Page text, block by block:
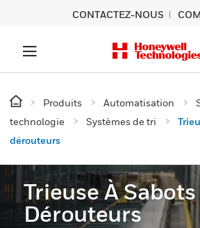
CONTACTEZ-NOUS
Produits Automatisation
technologie
Systèmes de tri
dérouteurs
Trieuse À Sabots
Dérouteurs